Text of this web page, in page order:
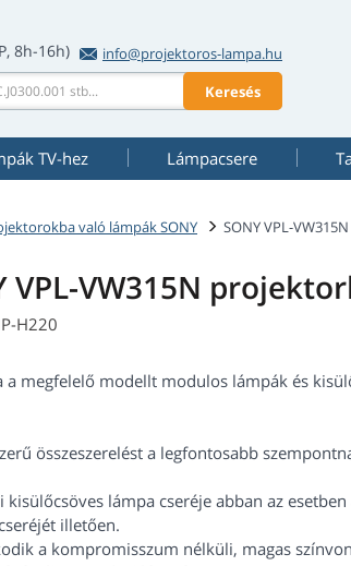
8h-16h)
info@projektoros-lampa.hu
Keresés
TV-hez Lámpacsere
való lámpák SONY SONY VPL-VW315N
VPL-VW315N
H220
megfelelő modellt modulos lámpák és
összeszerelést a legfontosabb
lámpa cseréje abban az
illetően.
a kompromisszum nélküli, magas